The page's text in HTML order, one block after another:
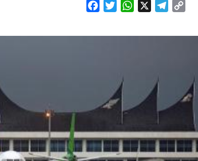
FacebookTwitterWhatsApp